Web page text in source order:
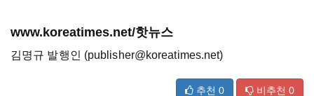
www.koreatimes.net/핫뉴스
김명규 발행인 (publisher@koreatimes.net)
추천 0 비추천 0